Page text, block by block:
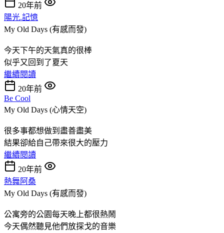
20年前
陽光.記憶
My Old Days (有感而發)
今天下午的天氣真的很棒
似乎又回到了夏天
繼續閱讀
20年前
Be Cool
My Old Days (心情天空)
很多事都想做到盡善盡美
結果卻給自己帶來很大的壓力
繼續閱讀
20年前
熱舞阿桑
My Old Days (有感而發)
公寓旁的公園每天晚上都很熱鬧
今天偶然聽見他們放探戈的音樂